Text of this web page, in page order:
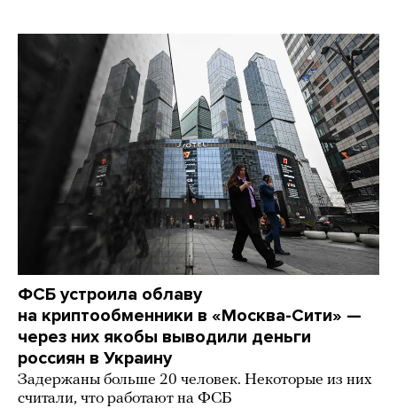
ФСБ устроила облаву
на криптообменники в «Москва-Сити» —
через них якобы выводили деньги
россиян в Украину
Задержаны больше 20 человек. Некоторые из них
считали, что работают на ФСБ